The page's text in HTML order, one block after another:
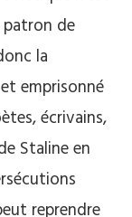
patron de
la
emprisonné
écrivains,
Staline en
reprendre